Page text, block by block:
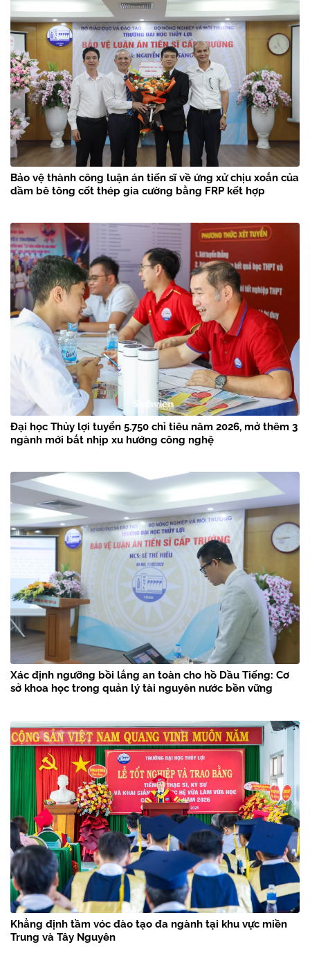
Bảo vệ thành công luận án tiến sĩ về ứng xử chịu xoắn của
dầm bê tông cốt thép gia cường bằng FRP kết hợp
Đại học Thủy lợi tuyển 5.750 chỉ tiêu năm 2026, mở thêm 3
ngành mới bắt nhịp xu hướng công nghệ
Xác định ngưỡng bồi lắng an toàn cho hồ Dầu Tiếng: Cơ
sở khoa học trong quản lý tài nguyên nước bền vững
Khẳng định tầm vóc đào tạo đa ngành tại khu vực miền
Trung và Tây Nguyên